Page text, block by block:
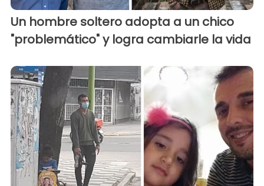
Un hombre soltero adopta a un chico
"problemático" y logra cambiarle la vida